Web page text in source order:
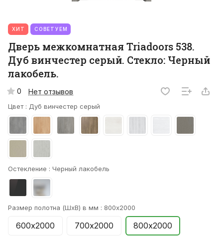
ХИТ СОВЕТУЕМ
Дверь межкомнатная Triadoors 538.
Дуб винчестер серый. Стекло: Черный
лакобель.
0 Нет отзывов
Цвет : Дуб винчестер серый
Остекление : Черный лакобель
Размер полотна (ШхВ) в мм : 800х2000
600х2000 700х2000 800х2000